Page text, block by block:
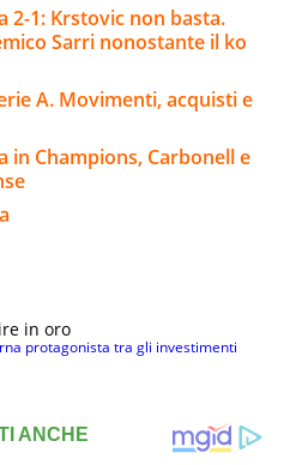
2-1: Krstovic non basta.
Sarri nonostante il ko
A. Movimenti, acquisti e
in Champions, Carbonell e
in oro
protagonista tra gli investimenti